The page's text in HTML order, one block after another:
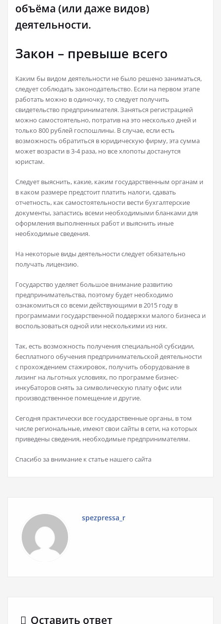
объёма (или даже видов)
деятельности.
Закон – превыше всего
Каким бы видом деятельности не было решено заниматься,
следует соблюдать законодательство. Если на первом этапе
работать можно в одиночку, то следует получить
свидетельство предпринимателя. Заняться регистрацией
можно самостоятельно, потратив на это несколько дней и
только 800 рублей госпошлины. В случае, если есть
возможность обратиться в юридическую фирму, эта сумма
может возрасти в 3-4 раза, но все хлопоты достанутся
юристам.
Следует выяснить, какие, каким государственным органам и
в каком размере предстоит платить налоги, сдавать
отчетность, как самостоятельности вести бухгалтерские
документы, запастись всеми необходимыми бланками для
оформления выполненных работ и выяснить иные
необходимые сведения.
На некоторые виды деятельности следует обязательно
получать лицензию.
Государство уделяет большое внимание развитию
предпринимательства, поэтому будет необходимо
ознакомиться со всеми действующими в 2015 году в
программами государственной поддержки малого бизнеса и
воспользоваться одной или несколькими из них.
Так, есть возможность получения специальной субсидии,
бесплатного обучения предпринимательской деятельности
с прохождением стажировок, получить оборудование в
лизинг на льготных условиях, по программе бизнес-
инкубаторов снять за символическую плату офис или
производственное помещение и другие.
Сегодня практически все государственные органы, в том
числе региональные, имеют свои сайты в сети, на которых
приведены сведения, необходимые предпринимателям.
Спасибо за внимание к статье нашего сайта
spezpressa_r
Оставить ответ